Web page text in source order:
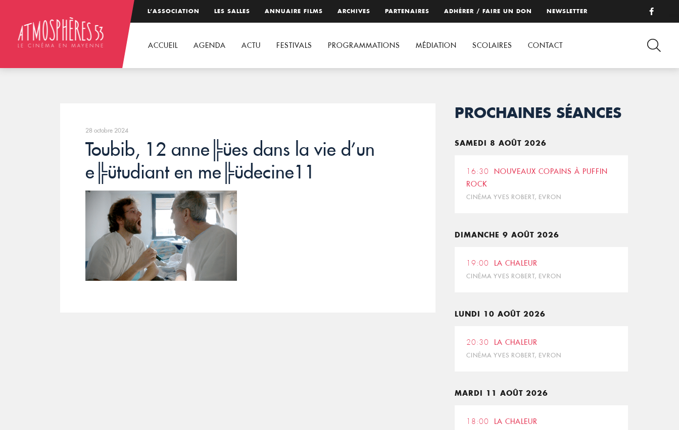
L’ASSOCIATION LES SALLES ANNUAIRE FILMS ARCHIVES PARTENAIRES ADHÉRER / FAIRE UN DON NEWSLETTER
ACCUEIL AGENDA ACTU FESTIVALS PROGRAMMATIONS MÉDIATION SCOLAIRES CONTACT
28 octobre 2024
Toubib, 12 anne╠ües dans la vie d’un
e╠ütudiant en me╠üdecine11
PROCHAINES SÉANCES
SAMEDI 8 AOÛT 2026
16:30
NOUVEAUX COPAINS À PUFFIN
ROCK
CINÉMA YVES ROBERT, EVRON
DIMANCHE 9 AOÛT 2026
19:00 LA CHALEUR
CINÉMA YVES ROBERT, EVRON
LUNDI 10 AOÛT 2026
20:30 LA CHALEUR
CINÉMA YVES ROBERT, EVRON
MARDI 11 AOÛT 2026
18:00 LA CHALEUR